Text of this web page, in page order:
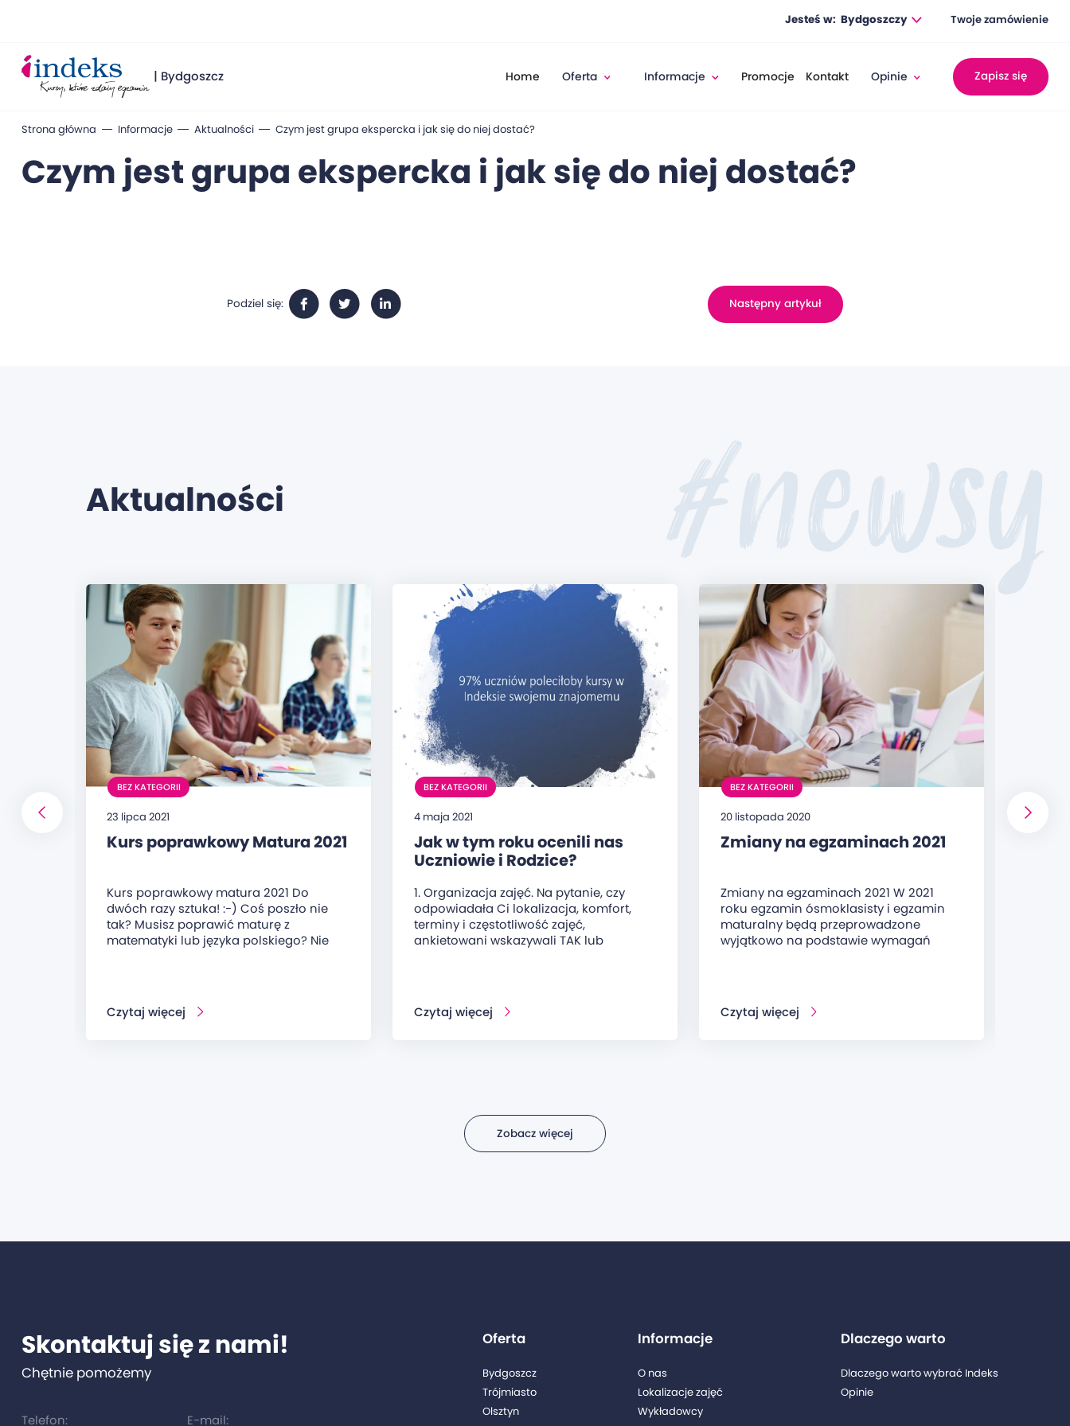
Jesteś w: Bydgoszczy Twoje zamówienie
| Bydgoszcz Home Oferta Informacje Promocje Kontakt Opinie Zapisz się
Strona główna Informacje Aktualności Czym jest grupa ekspercka i jak się do niej dostać?
Czym jest grupa ekspercka i jak się do niej dostać?
Podziel się: Następny artykuł
Aktualności
BEZ KATEGORII
23 lipca 2021
Kurs poprawkowy Matura 2021
Kurs poprawkowy matura 2021 Do
dwóch razy sztuka! :-) Coś poszło nie
tak? Musisz poprawić maturę z
matematyki lub języka polskiego? Nie
Czytaj więcej
BEZ KATEGORII
4 maja 2021
Jak w tym roku ocenili nas
Uczniowie i Rodzice?
1. Organizacja zajęć. Na pytanie, czy
odpowiadała Ci lokalizacja, komfort,
terminy i częstotliwość zajęć,
ankietowani wskazywali TAK lub
Czytaj więcej
BEZ KATEGORII
20 listopada 2020
Zmiany na egzaminach 2021
Zmiany na egzaminach 2021 W 2021
roku egzamin ósmoklasisty i egzamin
maturalny będą przeprowadzone
wyjątkowo na podstawie wymagań
Czytaj więcej
8 maja
Zobacz więcej
Skontaktuj się z nami!
Chętnie pomożemy
Telefon: E-mail:
Oferta
Bydgoszcz
Trójmiasto
Olsztyn
Informacje
O nas
Lokalizacje zajęć
Wykładowcy
Dlaczego warto
Dlaczego warto wybrać Indeks
Opinie